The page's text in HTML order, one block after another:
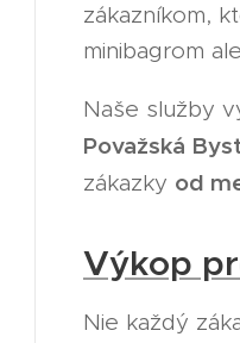
zákazníkom,
minibagrom
Naše služby
Považská
zákazky od
Výkop
Nie každý